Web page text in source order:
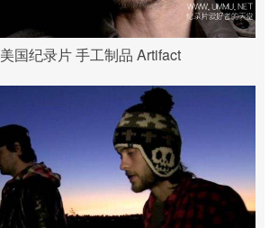
美国纪录片 手工制品 Artifact